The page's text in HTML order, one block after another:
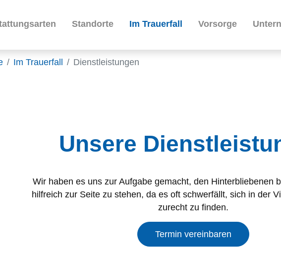
Standorte Im Trauerfall Vorsorge
Im Trauerfall Dienstleistungen
Unsere
Wir haben es uns zur Aufgabe gemacht, den Hinterbliebenen
hilfreich zur Seite zu stehen, da es oft schwerfällt, sich in der
zurecht zu finden.
Termin vereinbaren